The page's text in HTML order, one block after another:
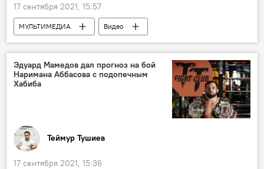
17 сентября 2021, 15:57
МУЛЬТИМЕДИА
Видео
Азербайджан
Новости Россия
Эдуард Мамедов дал прогноз на бой
Наримана Аббасова с подопечным
Хабиба
Теймур Тушиев
17 сентября 2021, 15:36